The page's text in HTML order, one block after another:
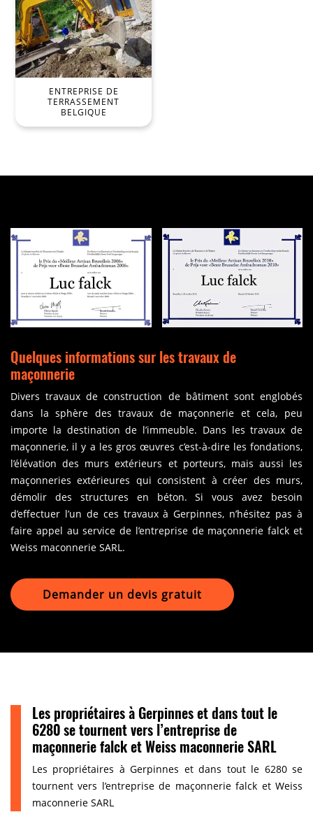
ENTREPRISE DE
TERRASSEMENT
BELGIQUE
Quelques informations sur les travaux de
maçonnerie
Divers travaux de construction de bâtiment sont englobés
dans la sphère des travaux de maçonnerie et cela, peu
importe la destination de l’immeuble. Dans les travaux de
maçonnerie, il y a les gros œuvres c’est-à-dire les fondations,
l’élévation des murs extérieurs et porteurs, mais aussi les
maçonneries extérieures qui consistent à créer des murs,
démolir des structures en béton. Si vous avez besoin
d’effectuer l’un de ces travaux à Gerpinnes, n’hésitez pas à
faire appel au service de l’entreprise de maçonnerie falck et
Weiss maconnerie SARL.
Demander un devis gratuit
Les propriétaires à Gerpinnes et dans tout le
6280 se tournent vers l’entreprise de
maçonnerie falck et Weiss maconnerie SARL
Les propriétaires à Gerpinnes et dans tout le 6280 se
tournent vers l’entreprise de maçonnerie falck et Weiss
maconnerie SARL